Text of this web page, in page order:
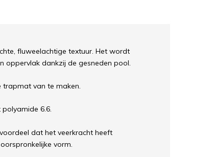
fluweelachtige textuur. Het wordt
oppervlak dankzij de gesneden pool.
van te maken.
6.6.
dat het veerkracht heeft
vorm.